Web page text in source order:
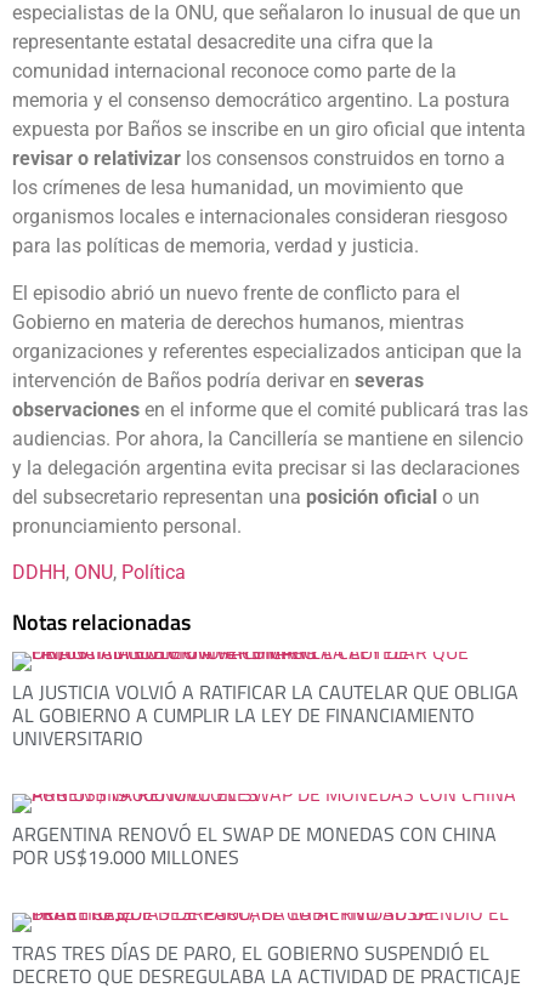
especialistas de la ONU, que señalaron lo inusual de que un
representante estatal desacredite una cifra que la
comunidad internacional reconoce como parte de la
memoria y el consenso democrático argentino. La postura
expuesta por Baños se inscribe en un giro oficial que intenta
revisar o relativizar los consensos construidos en torno a
los crímenes de lesa humanidad, un movimiento que
organismos locales e internacionales consideran riesgoso
para las políticas de memoria, verdad y justicia.
El episodio abrió un nuevo frente de conflicto para el
Gobierno en materia de derechos humanos, mientras
organizaciones y referentes especializados anticipan que la
intervención de Baños podría derivar en severas
observaciones en el informe que el comité publicará tras las
audiencias. Por ahora, la Cancillería se mantiene en silencio
y la delegación argentina evita precisar si las declaraciones
del subsecretario representan una posición oficial o un
pronunciamiento personal.
DDHH, ONU, Política
Notas relacionadas
LA JUSTICIA VOLVIÓ A RATIFICAR LA CAUTELAR QUE OBLIGA
AL GOBIERNO A CUMPLIR LA LEY DE FINANCIAMIENTO
UNIVERSITARIO
ARGENTINA RENOVÓ EL SWAP DE MONEDAS CON CHINA
POR US$19.000 MILLONES
TRAS TRES DÍAS DE PARO, EL GOBIERNO SUSPENDIÓ EL
DECRETO QUE DESREGULABA LA ACTIVIDAD DE PRACTICAJE